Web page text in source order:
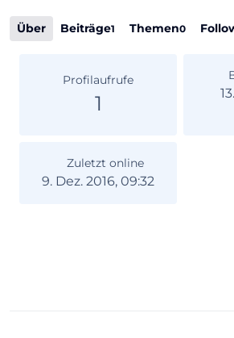
Über Beiträge1 Themen0
Profilaufrufe
1
Zuletzt online
9. Dez. 2016, 09:32